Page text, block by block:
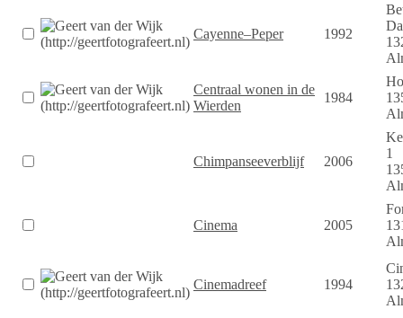
Cayenne–Peper 1992
Centraal wonen in de
Wierden
1984
Chimpanseeverblijf 2006
1
Cinema 2005
Cinemadreef 1994